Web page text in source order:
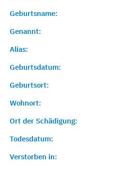
Geburtsname:
Genannt:
Alias:
Geburtsdatum:
Geburtsort:
Wohnort:
Ort der Schädigung:
Todesdatum:
Verstorben in: